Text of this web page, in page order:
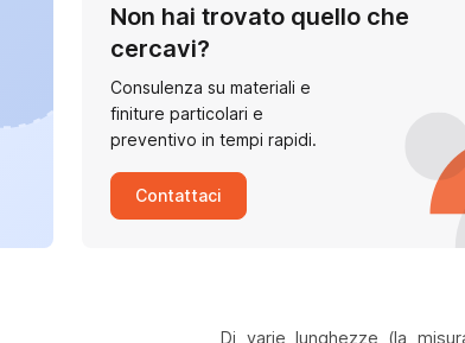
Non hai trovato quello che
cercavi?
Consulenza su materiali e
finiture particolari e
preventivo in tempi rapidi.
Contattaci
Di varie lunghezze (la